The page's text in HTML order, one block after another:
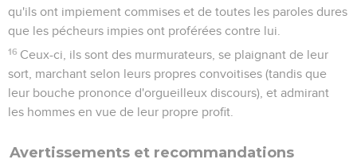
qu'ils ont impiement commises et de toutes les paroles dures
que les pécheurs impies ont proférées contre lui.
16 Ceux-ci, ils sont des murmurateurs, se plaignant de leur
sort, marchant selon leurs propres convoitises (tandis que
leur bouche prononce d'orgueilleux discours), et admirant
les hommes en vue de leur propre profit.
Avertissements et recommandations